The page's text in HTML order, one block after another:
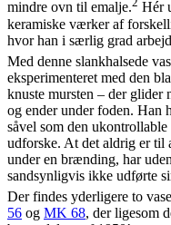
mindre ovn til emalje.
Hér
keramiske værker af
hvor han i særlig grad
Med denne slankhalsede
eksperimenteret med den
knuste mursten – der glider
og ender under foden. Han
såvel som den
udforske. At det aldrig er til
under en brænding, har
sandsynligvis ikke udførte
Der findes yderligere to
56 og MK 68, der ligesom